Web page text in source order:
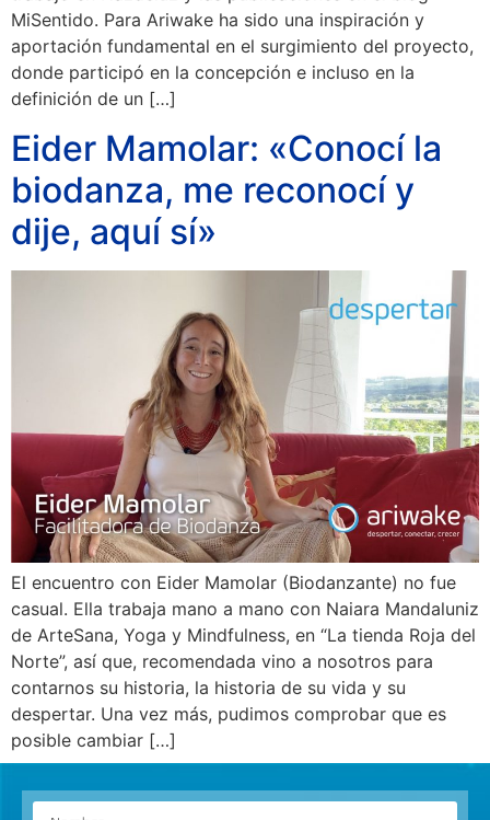
MiSentido. Para Ariwake ha sido una inspiración y
aportación fundamental en el surgimiento del proyecto,
donde participó en la concepción e incluso en la
definición de un […]
Eider Mamolar: «Conocí la
biodanza, me reconocí y
dije, aquí sí»
El encuentro con Eider Mamolar (Biodanzante) no fue
casual. Ella trabaja mano a mano con Naiara Mandaluniz
de ArteSana, Yoga y Mindfulness, en “La tienda Roja del
Norte”, así que, recomendada vino a nosotros para
contarnos su historia, la historia de su vida y su
despertar. Una vez más, pudimos comprobar que es
posible cambiar […]